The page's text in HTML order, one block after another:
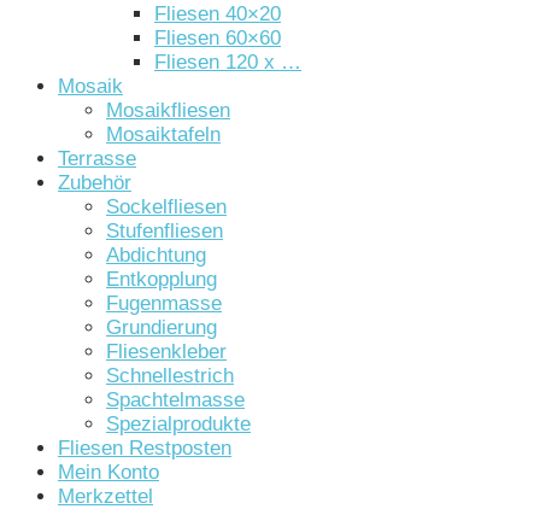
Fliesen 40×20
Fliesen 60×60
Fliesen 120 x …
Mosaik
Mosaikfliesen
Mosaiktafeln
Terrasse
Zubehör
Sockelfliesen
Stufenfliesen
Abdichtung
Entkopplung
Fugenmasse
Grundierung
Fliesenkleber
Schnellestrich
Spachtelmasse
Spezialprodukte
Fliesen Restposten
Mein Konto
Merkzettel